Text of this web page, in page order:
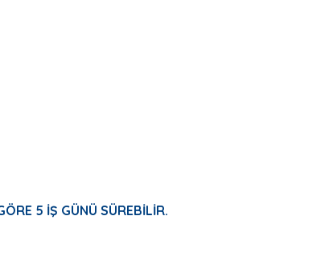
5 İŞ GÜNÜ SÜREBİLİR.